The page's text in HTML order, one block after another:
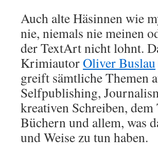
Auch alte Häsinnen wie
nie, niemals nie meinen
der TextArt nicht lohnt.
KrimiautorOliver Buslau
greift sämtliche Themen
Selfpublishing,
kreativen Schreiben,
Büchern und allem, was
und Weise zu tun haben.